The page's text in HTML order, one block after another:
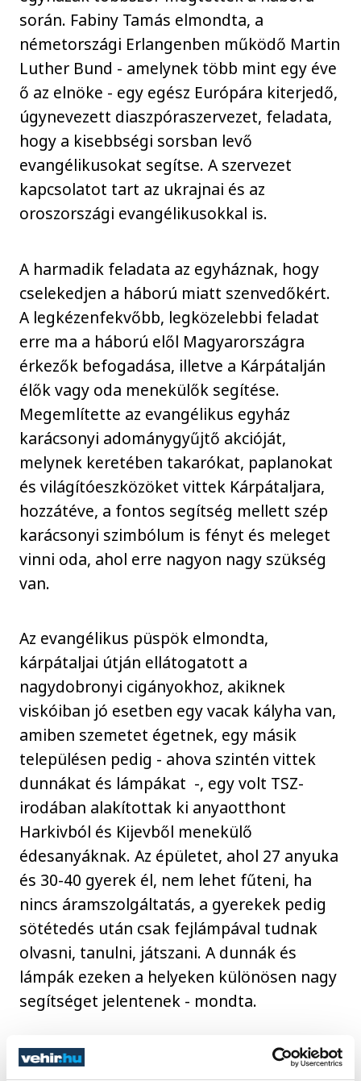
során. Fabiny Tamás elmondta, a
németországi Erlangenben működő Martin
Luther Bund - amelynek több mint egy éve
ő az elnöke - egy egész Európára kiterjedő,
úgynevezett diaszpóraszervezet, feladata,
hogy a kisebbségi sorsban levő
evangélikusokat segítse. A szervezet
kapcsolatot tart az ukrajnai és az
oroszországi evangélikusokkal is.
A harmadik feladata az egyháznak, hogy
cselekedjen a háború miatt szenvedőkért.
A legkézenfekvőbb, legközelebbi feladat
erre ma a háború elől Magyarországra
érkezők befogadása, illetve a Kárpátalján
élők vagy oda menekülők segítése.
Megemlítette az evangélikus egyház
karácsonyi adománygyűjtő akcióját,
melynek keretében takarókat, paplanokat
és világítóeszközöket vittek Kárpátaljara,
hozzátéve, a fontos segítség mellett szép
karácsonyi szimbólum is fényt és meleget
vinni oda, ahol erre nagyon nagy szükség
van.
Az evangélikus püspök elmondta,
kárpátaljai útján ellátogatott a
nagydobronyi cigányokhoz, akiknek
viskóiban jó esetben egy vacak kályha van,
amiben szemetet égetnek, egy másik
településen pedig - ahova szintén vittek
dunnákat és lámpákat -, egy volt TSZ-
irodában alakítottak ki anyaotthont
Harkivból és Kijevből menekülő
édesanyáknak. Az épületet, ahol 27 anyuka
és 30-40 gyerek él, nem lehet fűteni, ha
nincs áramszolgáltatás, a gyerekek pedig
sötétedés után csak fejlámpával tudnak
olvasni, tanulni, játszani. A dunnák és
lámpák ezeken a helyeken különösen nagy
segítséget jelentenek - mondta.
Példaértékű összefogás eredményének